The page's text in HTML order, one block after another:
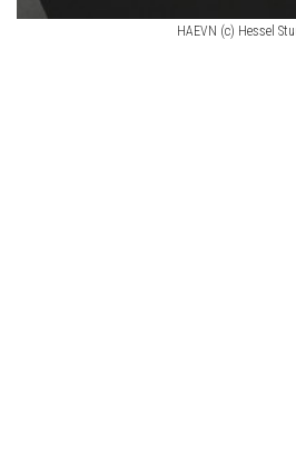
HAEVN (c) Hessel